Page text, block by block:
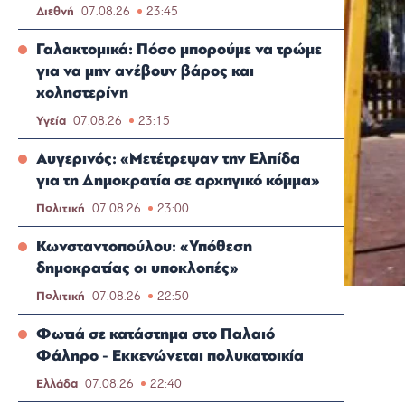
Διεθνή 07.08.26 23:45
Γαλακτομικά: Πόσο μπορούμε να τρώμε
για να μην ανέβουν βάρος και
χοληστερίνη
Υγεία 07.08.26 23:15
Αυγερινός: «Μετέτρεψαν την Ελπίδα
για τη Δημοκρατία σε αρχηγικό κόμμα»
Πολιτική 07.08.26 23:00
Κωνσταντοπούλου: «Υπόθεση
δημοκρατίας οι υποκλοπές»
Πολιτική 07.08.26 22:50
Φωτιά σε κατάστημα στο Παλαιό
Φάληρο - Εκκενώνεται πολυκατοικία
Ελλάδα 07.08.26 22:40